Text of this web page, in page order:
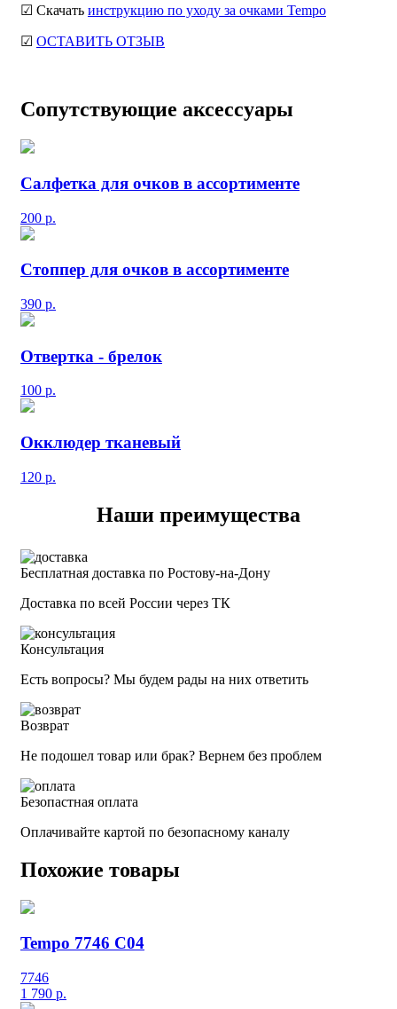
☑ Скачать инструкцию по уходу за очками Tempo
☑ ОСТАВИТЬ ОТЗЫВ
Сопутствующие аксессуары
Салфетка для очков в ассортименте
200 р.
Стоппер для очков в ассортименте
390 р.
Отвертка - брелок
100 р.
Окклюдер тканевый
120 р.
Наши преимущества
Бесплатная доставка по Ростову-на-Дону
Доставка по всей России через ТК
Консультация
Есть вопросы? Мы будем рады на них ответить
Возврат
Не подошел товар или брак? Вернем без проблем
Безопастная оплата
Оплачивайте картой по безопасному каналу
Похожие товары
Tempo 7746 C04
7746
1 790 р.